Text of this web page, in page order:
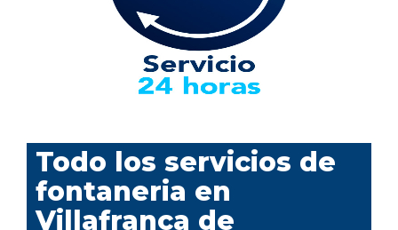
Todo los servicios de
fontaneria en
Villafranca de